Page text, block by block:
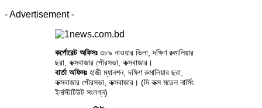
- Advertisement -
কর্পোরেট অফিসঃ ৩৮৯ নাওয়ার ভিলা, দক্ষিণ রুমালিয়ার
ছরা, কক্সবাজার পৌরসভা, কক্সবাজার।
বার্তা অফিসঃহাজী ম্যানশন, দক্ষিণ রুমালিয়ার ছরা,
কক্সবাজার পৌরসভা, কক্সবাজার। (দি কক্স মডেল নার্সিং
ইনস্টিটিউট সংলগ্ন)